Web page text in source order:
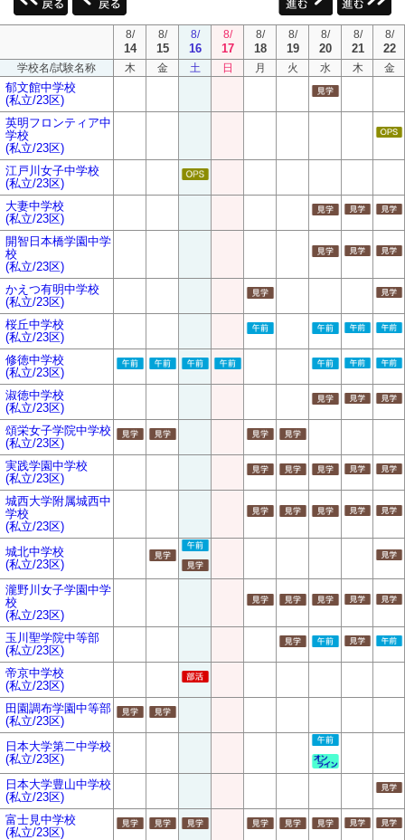
8/
14
8/
15
8/
16
8/
17
8/
18
8/
19
8/
20
8/
21
8/
22
学校名/試験名称 木 金 土 日 月 火 水 木 金
郁文館中学校
(私立/23区)
英明フロンティア中
学校
(私立/23区)
江戸川女子中学校
(私立/23区)
大妻中学校
(私立/23区)
開智日本橋学園中学
校
(私立/23区)
かえつ有明中学校
(私立/23区)
桜丘中学校
(私立/23区)
修徳中学校
(私立/23区)
淑徳中学校
(私立/23区)
頌栄女子学院中学校
(私立/23区)
実践学園中学校
(私立/23区)
城西大学附属城西中
学校
(私立/23区)
城北中学校
(私立/23区)
瀧野川女子学園中学
校
(私立/23区)
玉川聖学院中等部
(私立/23区)
帝京中学校
(私立/23区)
田園調布学園中等部
(私立/23区)
日本大学第二中学校
(私立/23区)
日本大学豊山中学校
(私立/23区)
富士見中学校
(私立/23区)